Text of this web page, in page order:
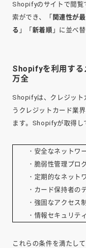
Shopifyのサイトで閲覧
索ができ、「 関連性が
る 」「 新着順 」に並べ
Shopifyを利用する
万全
Shopifyは、クレジット
うクレジットカード業
ます。Shopifyが取得し
・安全なネットワ
・脆弱性管理プロ
・定期的なネット
・カード保持者の
・強固なアクセス
・情報セキュリテ
これらの条件を満たし